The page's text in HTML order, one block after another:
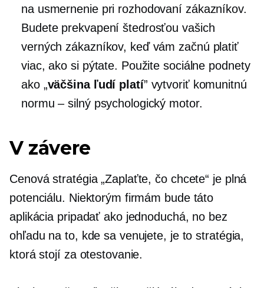
na usmernenie pri rozhodovaní zákazníkov.
Budete prekvapení štedrosťou vašich
verných zákazníkov, keď vám začnú platiť
viac, ako si pýtate. Použite sociálne podnety
ako „väčšina ľudí platí” vytvoriť komunitnú
normu – silný psychologický motor.
V závere
Cenová stratégia „Zaplaťte, čo chcete“ je plná
potenciálu. Niektorým firmám bude táto
aplikácia pripadať ako jednoduchá, no bez
ohľadu na to, kde sa venujete, je to stratégia,
ktorá stojí za otestovanie.